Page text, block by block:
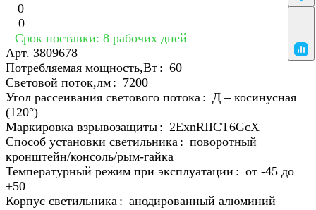
0
0
Срок поставки: 8 рабочих дней
Арт. 3809678
Потребляемая мощность,Вт : 60
Световой поток,лм : 7200
Угол рассеивания светового потока : Д – косинусная
(120°)
Маркировка взрывозащиты : 2ЕхnRIICT6GcХ
Способ установки светильника : поворотный
кронштейн/консоль/рым-гайка
Температурный режим при эксплуатации : от -45 до
+50
Корпус светильника : анодированный алюминий